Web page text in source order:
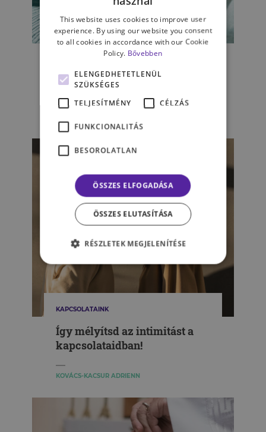
ÉLET & PSZICHOLÓGIA
Menni vagy maradni? – A
mamahotel előnyei és
hátrányai
KAPCSOLATAINK
Így mélyítsd az intimitást a
kapcsolataidban!
KOVÁCS-KACSUR ADRIENN
This website uses cookies to improve user
experience. By using our website you consent
to all cookies in accordance with our Cookie
Policy. Bővebben
ELENGEDHETETLENÜL
SZÜKSÉGES
TELJESÍTMÉNY
CÉLZÁS
FUNKCIONALITÁS
BESOROLATLAN
ÖSSZES ELFOGADÁSA
ÖSSZES ELUTASÍTÁSA
RÉSZLETEK MEGJELENÍTÉSE